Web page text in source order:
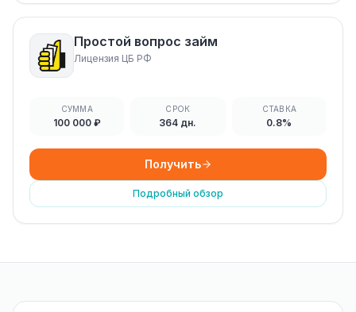
Простой вопрос займ
Лицензия ЦБ РФ
СУММА
100 000 ₽
СРОК
364 дн.
СТАВКА
0.8%
Получить
Подробный обзор